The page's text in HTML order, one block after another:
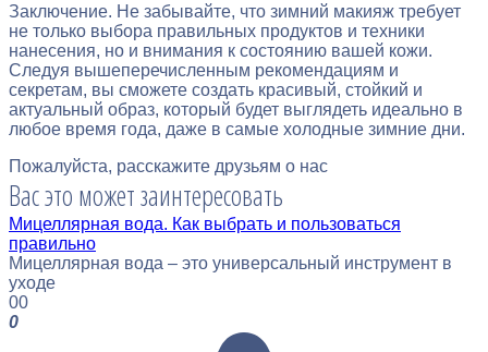
Заключение. Не забывайте, что зимний макияж требует
не только выбора правильных продуктов и техники
нанесения, но и внимания к состоянию вашей кожи.
Следуя вышеперечисленным рекомендациям и
секретам, вы сможете создать красивый, стойкий и
актуальный образ, который будет выглядеть идеально в
любое время года, даже в самые холодные зимние дни.
Пожалуйста, расскажите друзьям о нас
Вас это может заинтересовать
Мицеллярная вода. Как выбрать и пользоваться
правильно
Мицеллярная вода – это универсальный инструмент в
уходе
00
0